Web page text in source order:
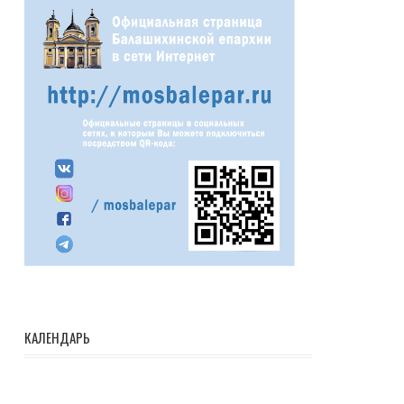
КАЛЕНДАРЬ